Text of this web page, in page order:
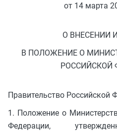
от 14 марта
О ВНЕСЕНИИ
В ПОЛОЖЕНИЕ О
РОССИЙСКОЙ
Правительство Российской
1. Положение о
Федерации,